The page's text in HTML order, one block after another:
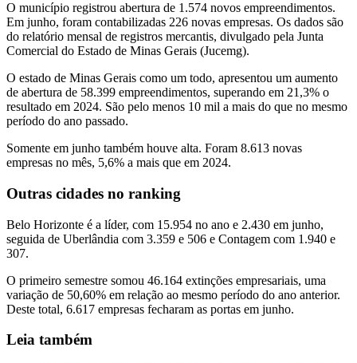
O município registrou abertura de 1.574 novos empreendimentos.
Em junho, foram contabilizadas 226 novas empresas. Os dados são
do relatório mensal de registros mercantis, divulgado pela Junta
Comercial do Estado de Minas Gerais (Jucemg).
O estado de Minas Gerais como um todo, apresentou um aumento
de abertura de 58.399 empreendimentos, superando em 21,3% o
resultado em 2024. São pelo menos 10 mil a mais do que no mesmo
período do ano passado.
Somente em junho também houve alta. Foram 8.613 novas
empresas no mês, 5,6% a mais que em 2024.
Outras cidades no ranking
Belo Horizonte é a líder, com 15.954 no ano e 2.430 em junho,
seguida de Uberlândia com 3.359 e 506 e Contagem com 1.940 e
307.
O primeiro semestre somou 46.164 extinções empresariais, uma
variação de 50,60% em relação ao mesmo período do ano anterior.
Deste total, 6.617 empresas fecharam as portas em junho.
Leia também